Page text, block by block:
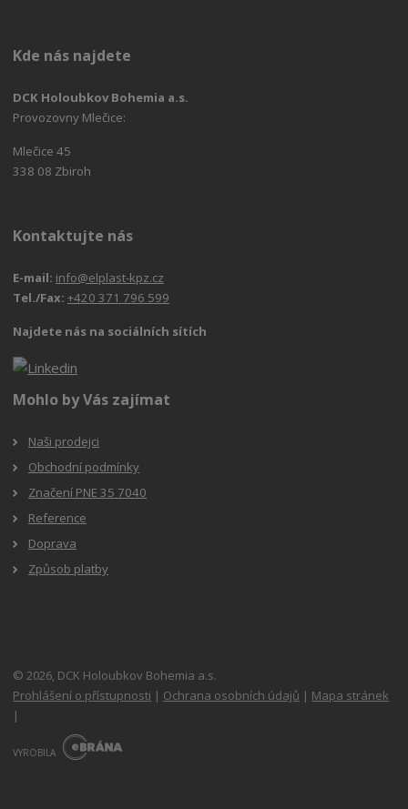
Kde nás najdete
DCK Holoubkov Bohemia a.s.
Provozovny Mlečice:
Mlečice 45
338 08 Zbiroh
Kontaktujte nás
E-mail: info@elplast-kpz.cz
Tel./Fax:+420 371 796 599
Najdete nás na sociálních sítích
Mohlo by Vás zajímat
Naši prodejci
Obchodní podmínky
Značení PNE 35 7040
Reference
Doprava
Způsob platby
© 2026, DCK Holoubkov Bohemia a.s.
Prohlášení o přístupnosti | Ochrana osobních údajů | Mapa stránek
|
VYROBILA